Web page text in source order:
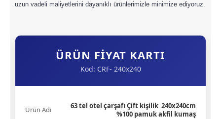
uzun vadeli maliyetlerini dayanıklı ürünlerimizle minimize ediyoruz.
ÜRÜN FİYAT KARTI
Kod: CRF- 240x240
Ürün Adı
63 tel otel çarşafı Çift kişilik 240x240cm
%100 pamuk akfil kumaş